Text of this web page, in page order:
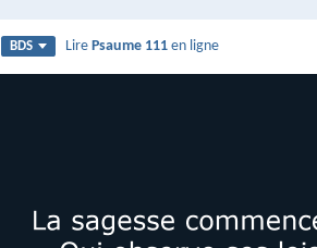
BDS LirePsaume 111 en ligne